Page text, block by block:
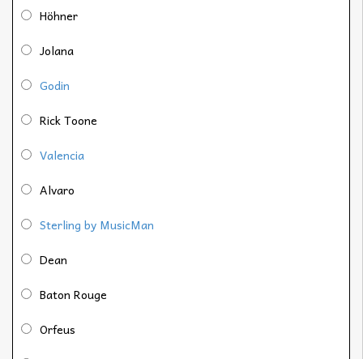
Höhner
Jolana
Godin
Rick Toone
Valencia
Alvaro
Sterling by MusicMan
Dean
Baton Rouge
Orfeus